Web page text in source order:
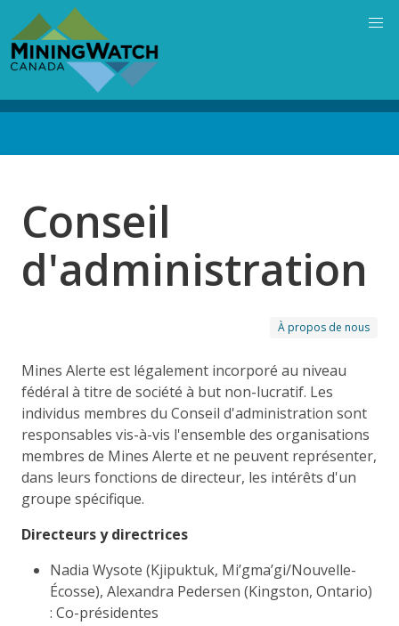
main
content
Conseil
d'administration
À propos de nous
Mines Alerte est légalement incorporé au niveau
fédéral à titre de société à but non-lucratif. Les
individus membres du Conseil d'administration sont
responsables vis-à-vis l'ensemble des organisations
membres de Mines Alerte et ne peuvent représenter,
dans leurs fonctions de directeur, les intérêts d'un
groupe spécifique.
Directeurs y directrices
Nadia Wysote (Kjipuktuk, Mi’gma’gi/Nouvelle-
Écosse), Alexandra Pedersen (Kingston, Ontario)
: Co-présidentes